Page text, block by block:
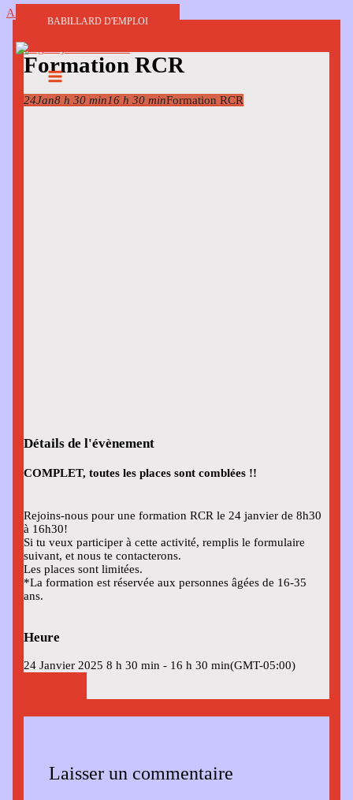
Aller au contenu
BABILLARD D'EMPLOI
Formation RCR
24Jan8 h 30 min16 h 30 minFormation RCR
Détails de l'évènement
COMPLET, toutes les places sont comblées !!
Rejoins-nous pour une formation RCR le 24 janvier de 8h30
à 16h30!
Si tu veux participer à cette activité, remplis le formulaire
suivant, et nous te contacterons.
Les places sont limitées.
*La formation est réservée aux personnes âgées de 16-35
ans.
Heure
24 Janvier 2025 8 h 30 min - 16 h 30 min(GMT-05:00)
Laisser un commentaire